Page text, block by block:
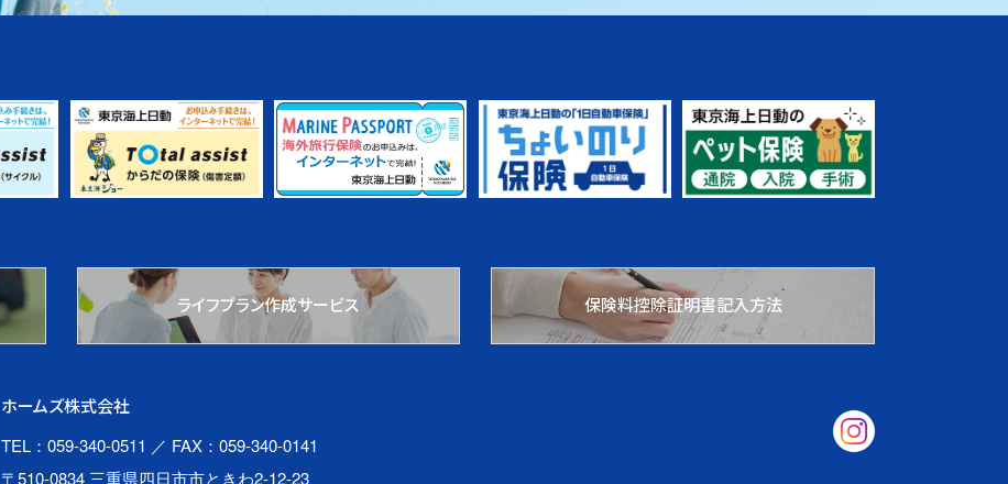
ライフプラン作成サービス 保険料控除証明書記入方法
ホームズ株式会社
TEL：059-340-0511 ／ FAX：059-340-0141
〒510-0834 三重県四日市市ときわ2-12-23